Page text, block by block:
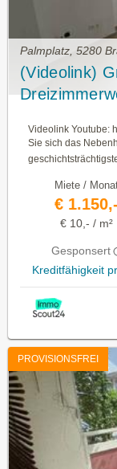
Palmplatz, 5280
(Videolink)
Videolink Youtube:
Sie sich das
Miete /
€ 1.150,-
€ 10,- / m²
Gesponsert
Kreditfähigkeit
PROVISIONSFREI